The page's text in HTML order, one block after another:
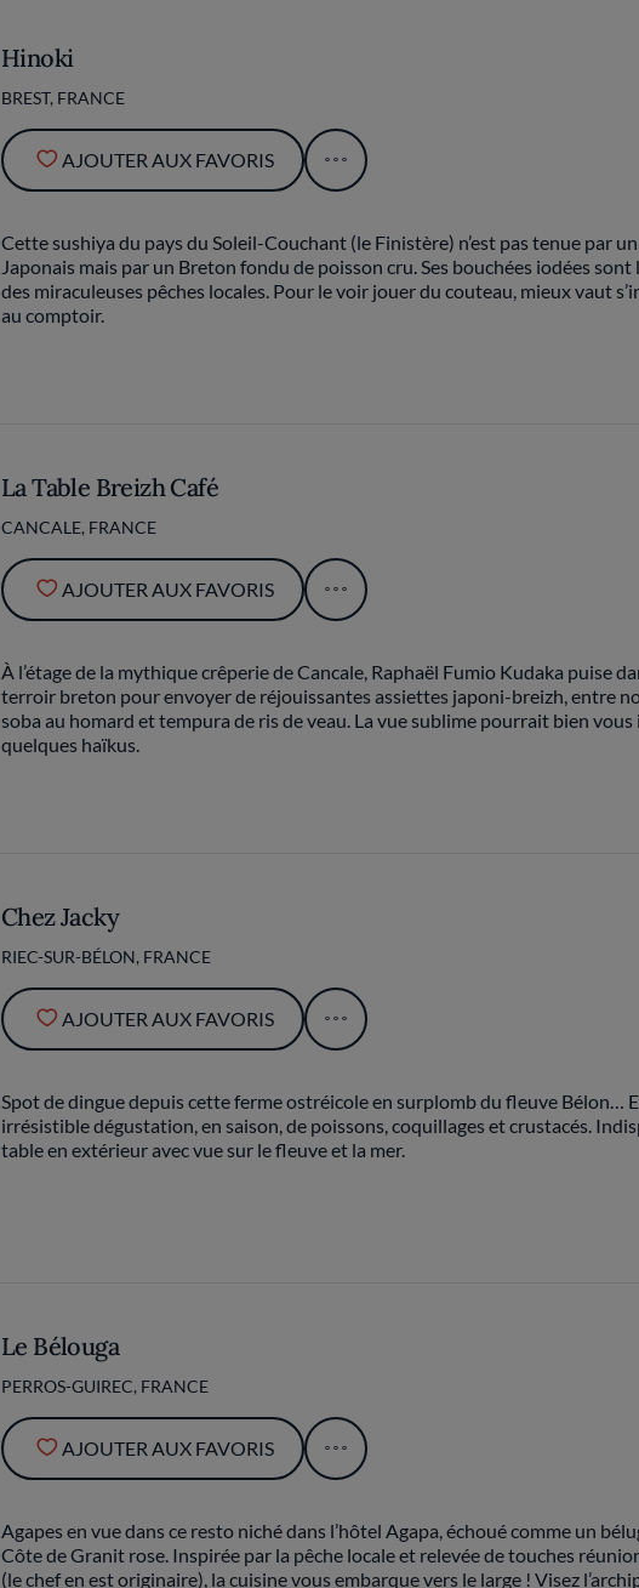
Hinoki
BREST, FRANCE
AJOUTER AUX FAVORIS
Cette sushiya du pays du Soleil-Couchant (le Finistère) n’est pas tenue par un
Japonais mais par un Breton fondu de poisson cru. Ses bouchées iodées
des miraculeuses pêches locales. Pour le voir jouer du couteau, mieux vaut
au comptoir.
La Table Breizh Café
CANCALE, FRANCE
AJOUTER AUX FAVORIS
À l’étage de la mythique crêperie de Cancale, Raphaël Fumio Kudaka puise
terroir breton pour envoyer de réjouissantes assiettes japoni-breizh, entre
soba au homard et tempura de ris de veau. La vue sublime pourrait bien
quelques haïkus.
Chez Jacky
RIEC-SUR-BÉLON, FRANCE
AJOUTER AUX FAVORIS
Spot de dingue depuis cette ferme ostréicole en surplomb du fleuve Bélon…
irrésistible dégustation, en saison, de poissons, coquillages et crustacés.
table en extérieur avec vue sur le fleuve et la mer.
Le Bélouga
PERROS-GUIREC, FRANCE
AJOUTER AUX FAVORIS
Agapes en vue dans ce resto niché dans l’hôtel Agapa, échoué comme un
Côte de Granit rose. Inspirée par la pêche locale et relevée de touches
(le chef en est originaire), la cuisine vous embarque vers le large ! Visez